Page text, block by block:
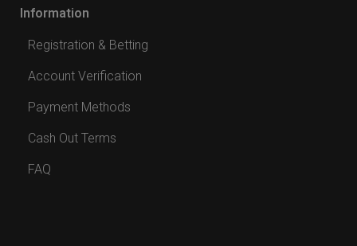
Information
Registration & Betting
Account Verification
Payment Methods
Cash Out Terms
FAQ